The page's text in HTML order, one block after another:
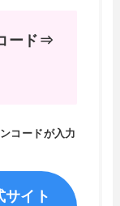
ード⇒
コードが入力
サイト